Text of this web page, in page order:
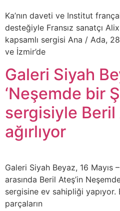
Ka’nın daveti ve Institut
desteğiyle Fransız sanatçı
kapsamlı sergisi Ana / Ada,
ve İzmir’de
Galeri Siyah
‘Neşemde bir
sergisiyle Beril
ağırlıyor
Galeri Siyah Beyaz, 16 Mayıs
arasında Beril Ateş’in
sergisine ev sahipliği yapıyor.
parçaların